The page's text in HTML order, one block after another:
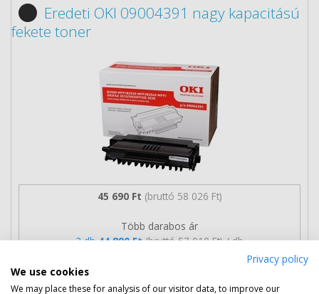
Eredeti OKI 09004391 nagy kapacitású
fekete toner
45 690 Ft (bruttó 58 026 Ft)
Több darabos ár
2 db44 890 Ft (bruttó 57 010 Ft) / db
(bruttó 56 121 Ft) / db
Rendelésre Mikor kapom meg?
Privacy policy
We use cookies
We may place these for analysis of our visitor data, to improve our